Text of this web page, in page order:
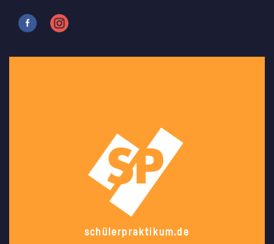
schülerpraktikum.de